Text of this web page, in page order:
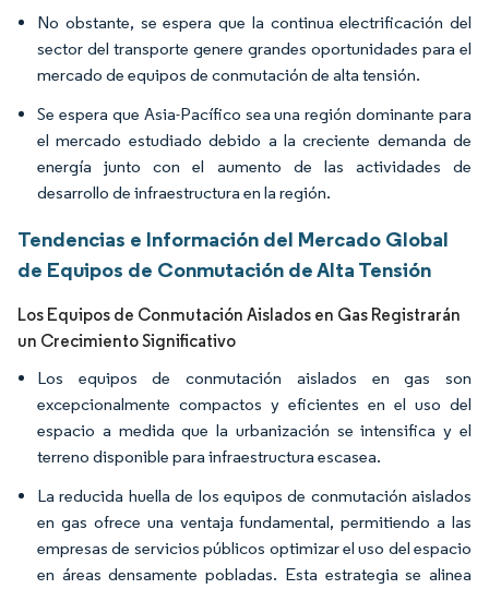
No obstante, se espera que la continua electrificación del
sector del transporte genere grandes oportunidades para el
mercado de equipos de conmutación de alta tensión.
Se espera que Asia-Pacífico sea una región dominante para
el mercado estudiado debido a la creciente demanda de
energía junto con el aumento de las actividades de
desarrollo de infraestructura en la región.
Tendencias e Información del Mercado Global
de Equipos de Conmutación de Alta Tensión
Los Equipos de Conmutación Aislados en Gas Registrarán
un Crecimiento Significativo
Los equipos de conmutación aislados en gas son
excepcionalmente compactos y eficientes en el uso del
espacio a medida que la urbanización se intensifica y el
terreno disponible para infraestructura escasea.
La reducida huella de los equipos de conmutación aislados
en gas ofrece una ventaja fundamental, permitiendo a las
empresas de servicios públicos optimizar el uso del espacio
en áreas densamente pobladas. Esta estrategia se alinea